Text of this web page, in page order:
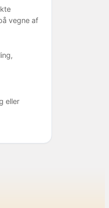
vegne af
eller